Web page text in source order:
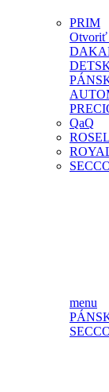
PRIM
Otvoriť
QaQ
menu